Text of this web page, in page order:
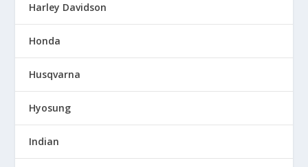
Harley Davidson
Honda
Husqvarna
Hyosung
Indian